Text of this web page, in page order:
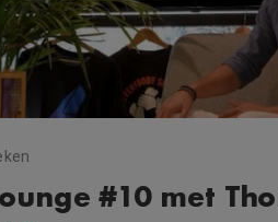
#10 met